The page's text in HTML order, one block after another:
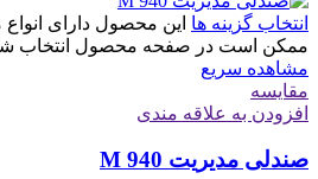
انتخاب گزینه ها این محصول دارای
ممکن است در صفحه محصول انتخاب
مشاهده سریع
مقایسه
افزودن به علاقه مندی
صندلی مدیریت M 940